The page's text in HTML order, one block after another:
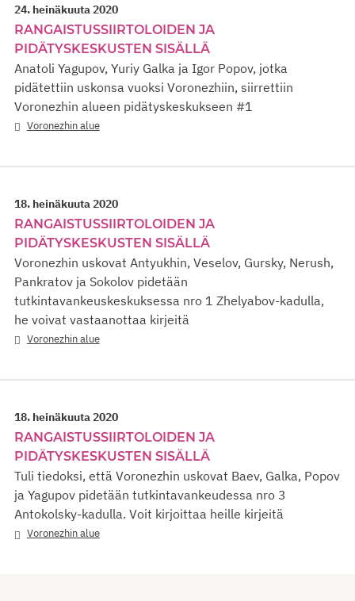
24. heinäkuuta 2020
RANGAISTUSSIIRTOLOIDEN JA
PIDÄTYSKESKUSTEN SISÄLLÄ
Anatoli Yagupov, Yuriy Galka ja Igor Popov, jotka
pidätettiin uskonsa vuoksi Voronezhiin, siirrettiin
Voronezhin alueen pidätyskeskukseen #1
Voronezhin alue
18. heinäkuuta 2020
RANGAISTUSSIIRTOLOIDEN JA
PIDÄTYSKESKUSTEN SISÄLLÄ
Voronezhin uskovat Antyukhin, Veselov, Gursky, Nerush,
Pankratov ja Sokolov pidetään
tutkintavankeuskeskuksessa nro 1 Zhelyabov-kadulla,
he voivat vastaanottaa kirjeitä
Voronezhin alue
18. heinäkuuta 2020
RANGAISTUSSIIRTOLOIDEN JA
PIDÄTYSKESKUSTEN SISÄLLÄ
Tuli tiedoksi, että Voronezhin uskovat Baev, Galka, Popov
ja Yagupov pidetään tutkintavankeudessa nro 3
Antokolsky-kadulla. Voit kirjoittaa heille kirjeitä
Voronezhin alue